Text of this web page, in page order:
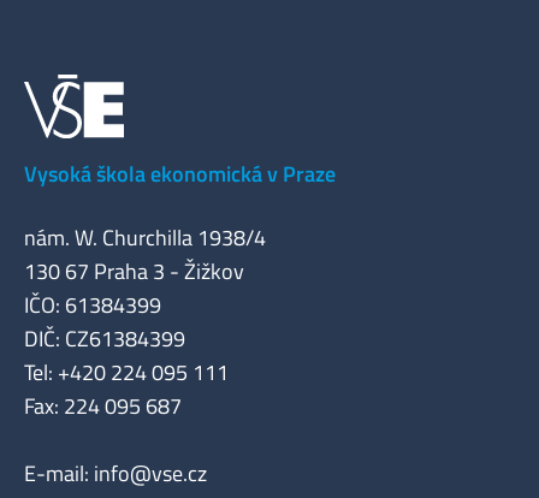
Vysoká škola ekonomická v Praze
nám. W. Churchilla 1938/4
130 67 Praha 3 - Žižkov
IČO: 61384399
DIČ: CZ61384399
Tel: +420 224 095 111
Fax: 224 095 687
E-mail: info@vse.cz